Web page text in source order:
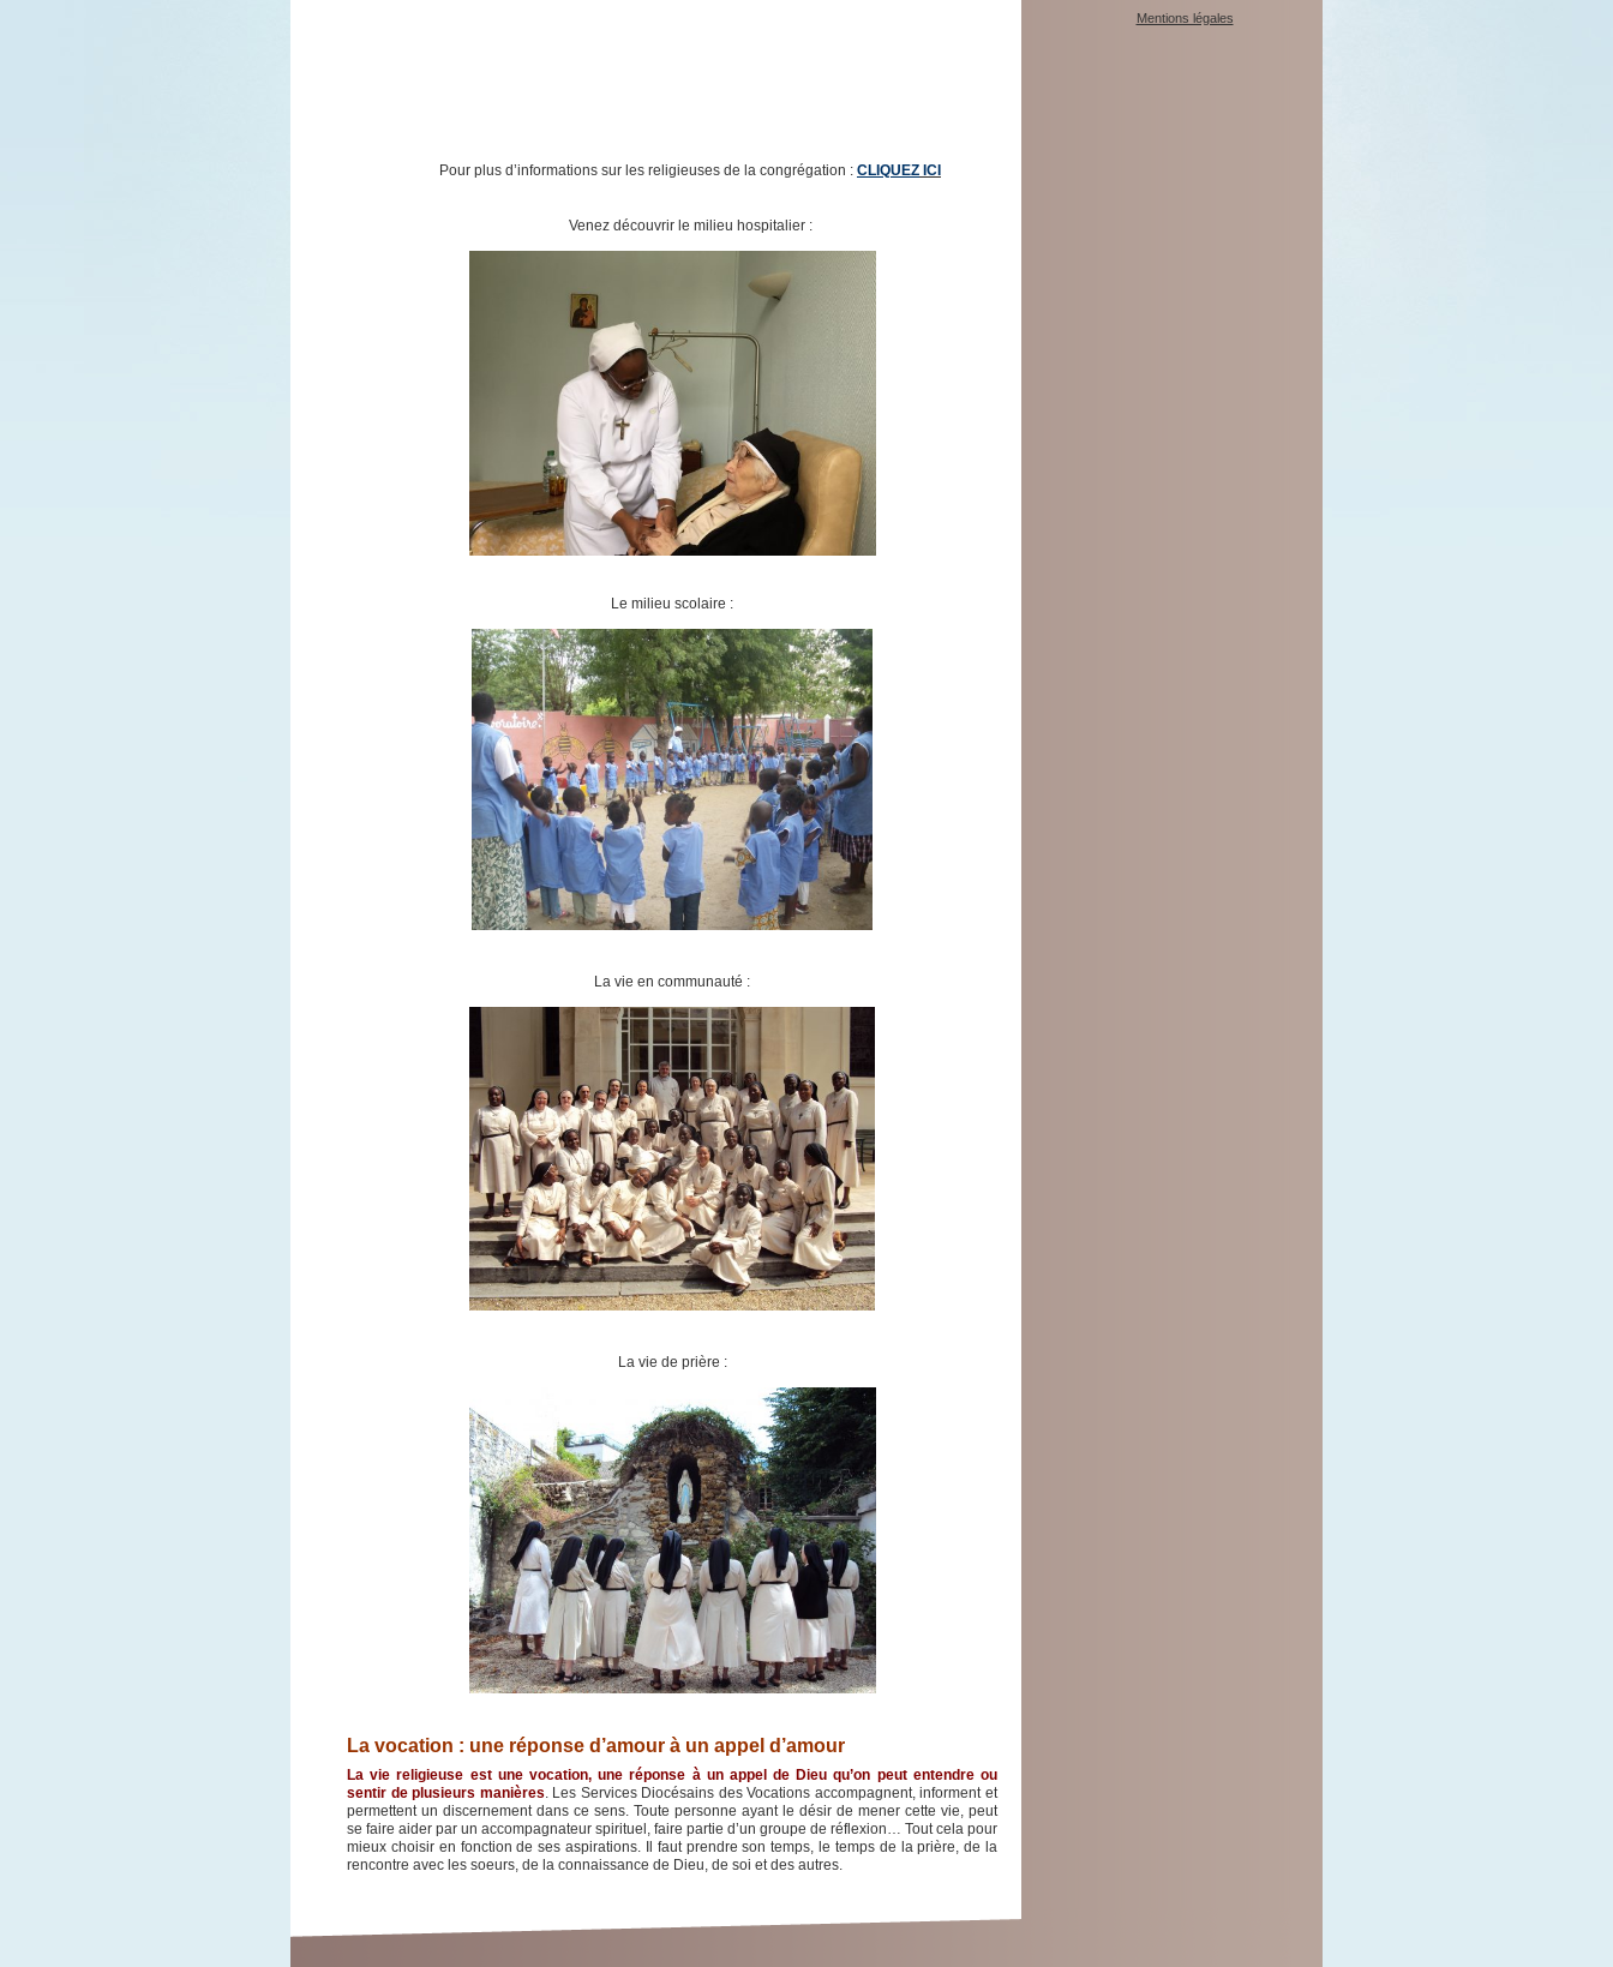
Pour plus d’informations sur les religieuses de la congrégation : CLIQUEZ ICI
Venez découvrir le milieu hospitalier :
Le milieu scolaire :
La vie en communauté :
La vie de prière :
La vocation : une réponse d’amour à un appel d’amour
La vie religieuse est une vocation, une réponse à un appel de Dieu qu’on peut entendre ou
sentir de plusieurs manières . Les Services Diocésains des Vocations accompagnent, informent et
permettent un discernement dans ce sens. Toute personne ayant le désir de mener cette vie, peut
se faire aider par un accompagnateur spirituel, faire partie d’un groupe de réflexion… Tout cela pour
mieux choisir en fonction de ses aspirations. Il faut prendre son temps, le temps de la prière, de la
rencontre avec les soeurs, de la connaissance de Dieu, de soi et des autres.
Mentions légales